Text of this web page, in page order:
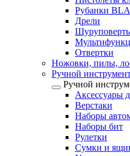
Рубанки
Дрели
Отвертки
Ножовки, пилы,
Ручной
Ручной
Аксессуары
Верстаки
Наборы
Наборы бит
Рулетки
Сумки и